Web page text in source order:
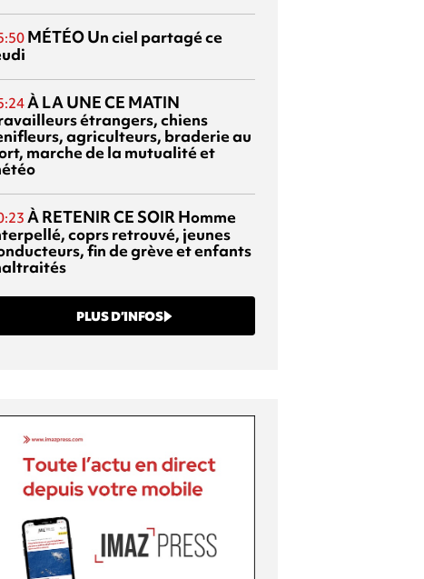
MÉTÉOUn ciel partagé ce
À LA UNE CE MATIN
étrangers, chiens
agriculteurs, braderie au
marche de la mutualité et
À RETENIR CE SOIR Homme
coprs retrouvé, jeunes
fin de grève et enfants
PLUS D’INFOS